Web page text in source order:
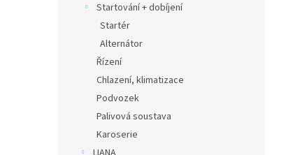
Startování + dobíjení
Startér
Alternátor
Řízení
Chlazení, klimatizace
Podvozek
Palivová soustava
Karoserie